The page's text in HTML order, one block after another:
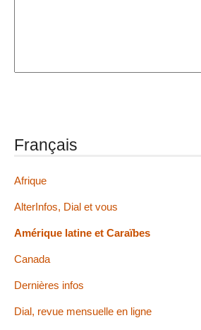
Français
Afrique
AlterInfos, Dial et vous
Amérique latine et Caraïbes
Canada
Dernières infos
Dial, revue mensuelle en ligne